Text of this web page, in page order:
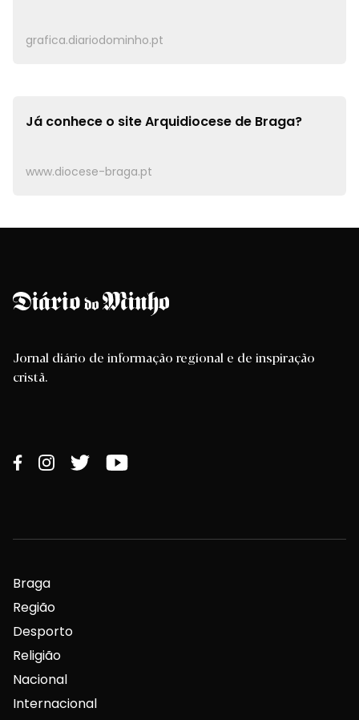
grafica.diariodominho.pt
Já conhece o siteArquidiocese de Braga?
www.diocese-braga.pt
Jornal diário de informação regional e de inspiração
cristã.
Braga
Região
Desporto
Religião
Nacional
Internacional